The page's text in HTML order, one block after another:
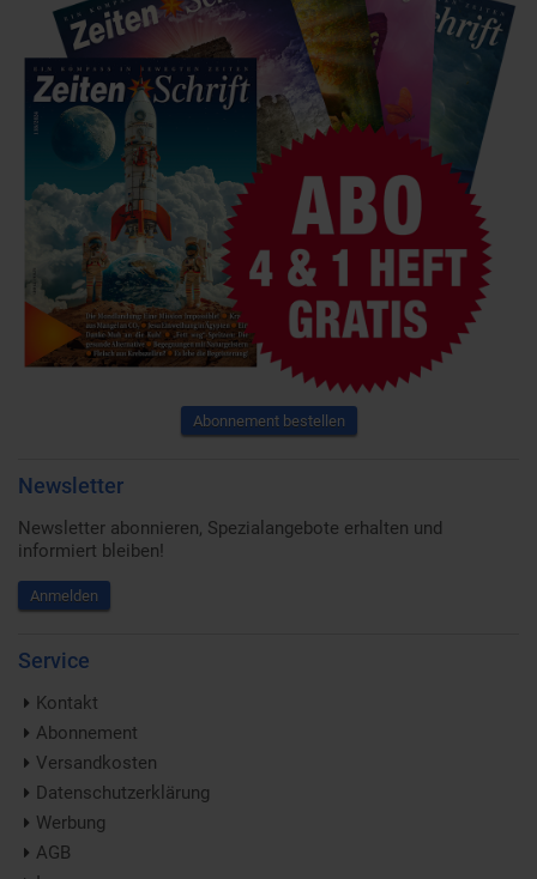
Abonnement bestellen
Newsletter
Newsletter abonnieren, Spezialangebote erhalten und
informiert bleiben!
Anmelden
Service
Kontakt
Abonnement
Versandkosten
Datenschutzerklärung
Werbung
AGB